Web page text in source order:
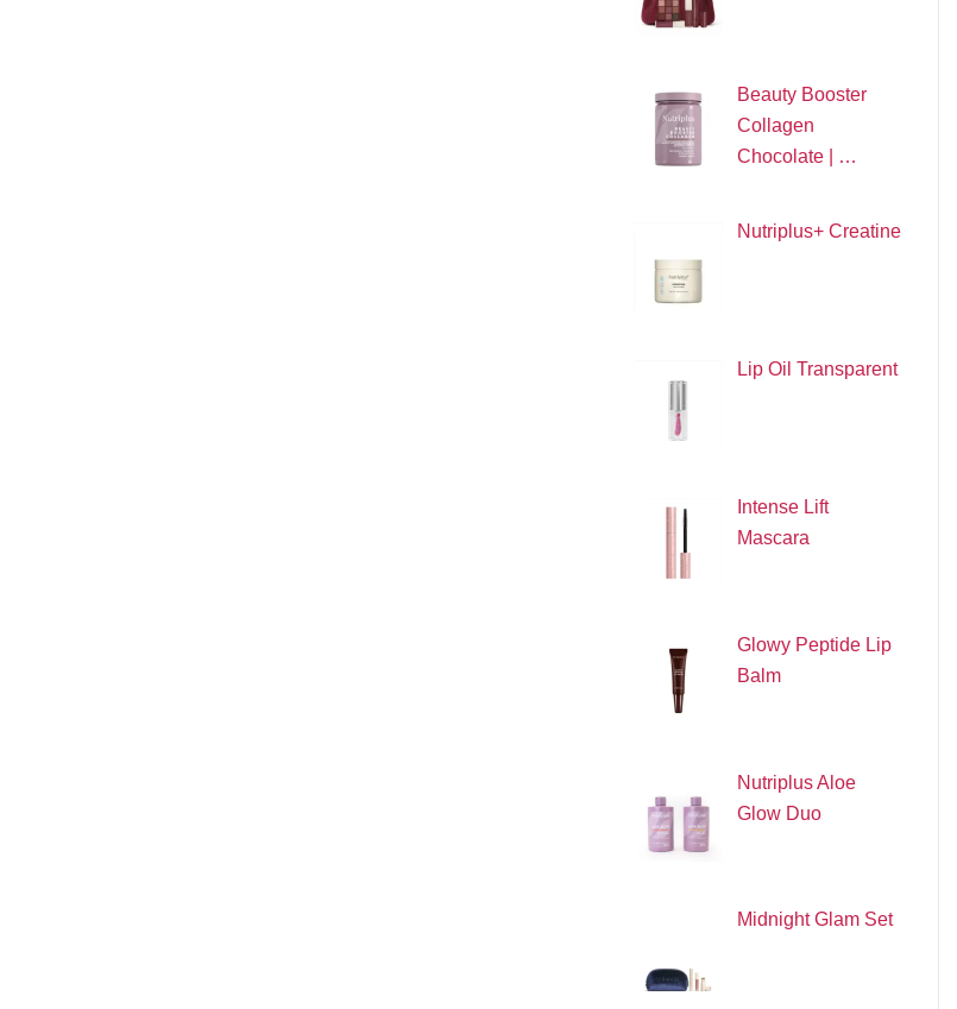
Beauty Booster
Collagen
Chocolate | …
Nutriplus+ Creatine
Lip Oil Transparent
Intense Lift
Mascara
Glowy Peptide Lip
Balm
Nutriplus Aloe
Glow Duo
Midnight Glam Set